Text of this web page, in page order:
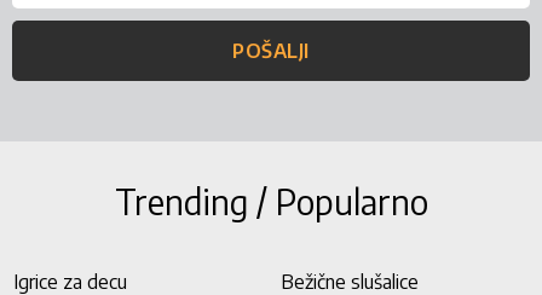
POŠALJI
Trending / Popularno
Igrice za decu
Bežične slušalice